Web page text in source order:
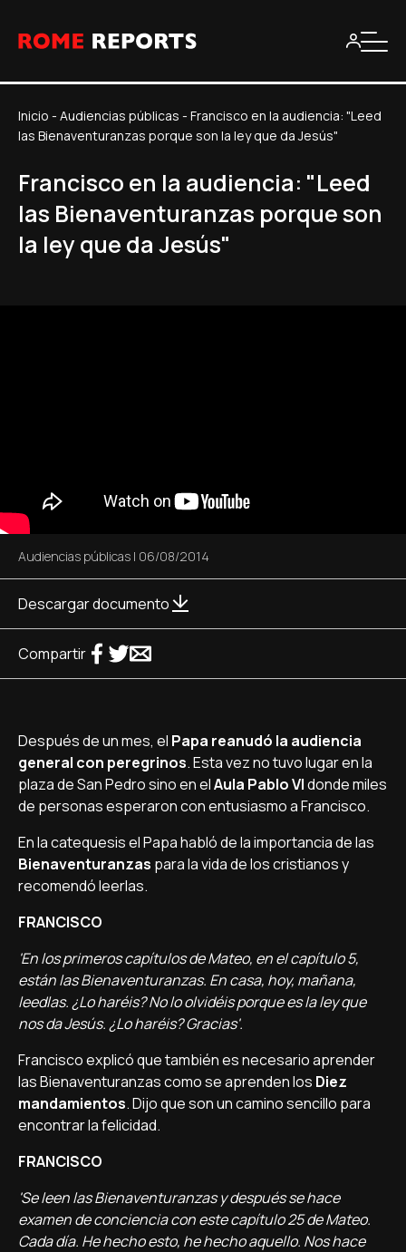
Inicio - Audiencias públicas - Francisco en la audiencia: "Leed
las Bienaventuranzas porque son la ley que da Jesús"
Francisco en la audiencia: "Leed
las Bienaventuranzas porque son
la ley que da Jesús"
Audiencias públicas | 06/08/2014
Descargar documento
Compartir
Después de un mes, el Papa reanudó la audiencia
general con peregrinos. Esta vez no tuvo lugar en la
plaza de San Pedro sino en elAula Pablo VIdonde miles
de personas esperaron con entusiasmo a Francisco.
En la catequesis el Papa habló de la importancia de las
Bienaventuranzas para la vida de los cristianos y
recomendó leerlas.
FRANCISCO
'En los primeros capí­tulos de Mateo, en el capí­tulo 5,
están las Bienaventuranzas. En casa, hoy, mañana,
leedlas. ¿Lo haréis? No lo olvidéis porque es la ley que
nos da Jesús. ¿Lo haréis? Gracias'.
Francisco explicó que también es necesario aprender
las Bienaventuranzas como se aprenden los Diez
mandamientos. Dijo que son un camino sencillo para
encontrar la felicidad.
FRANCISCO
'Se leen las Bienaventuranzas y después se hace
examen de conciencia con este capí­tulo 25 de Mateo.
Cada dí­a. He hecho esto, he hecho aquello. Nos hace